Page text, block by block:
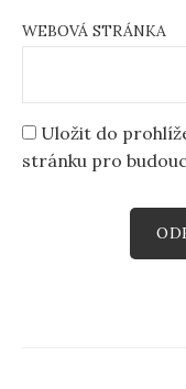
WEBOVÁ STRÁNKA
Uložit do
stránku pro